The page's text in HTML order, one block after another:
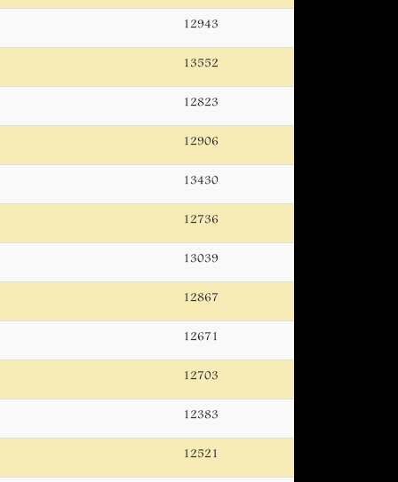
12943
13552
12823
12906
13430
12736
13039
12867
12671
12703
12383
12521